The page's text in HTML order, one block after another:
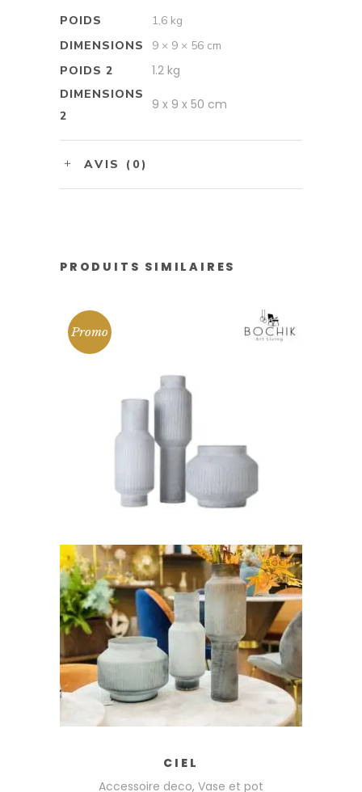
POIDS
1,6 kg
DIMENSIONS
9 × 9 × 56 cm
POIDS 2
1.2 kg
DIMENSIONS
2
9 x 9 x 50 cm
AVIS (0)
PRODUITS SIMILAIRES
Promo
CIEL
Accessoire deco, Vase et pot